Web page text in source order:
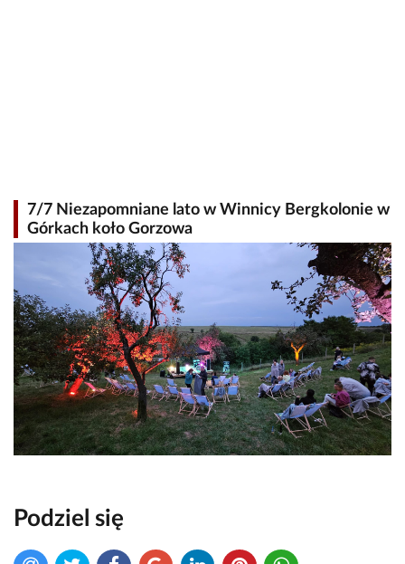
7/7 Niezapomniane lato w Winnicy Bergkolonie w
Górkach koło Gorzowa
Podziel się